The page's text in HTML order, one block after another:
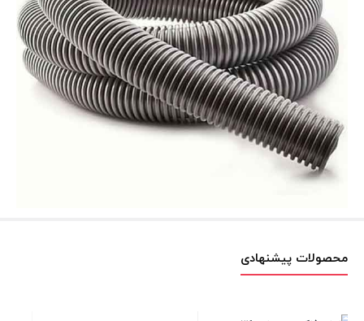
محصولات پیشنهادی